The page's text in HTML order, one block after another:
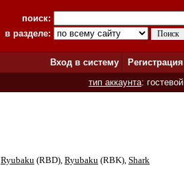
поиск:
в разделе:
Вход в систему
Регистрация
тип аккаунта: гостевой
Ryubaku (RBD), Ryubaku (RBK), Shark